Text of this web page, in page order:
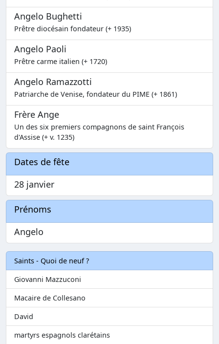
Angelo Bughetti
Prêtre diocésain fondateur (+ 1935)
Angelo Paoli
Prêtre carme italien (+ 1720)
Angelo Ramazzotti
Patriarche de Venise, fondateur du PIME (+ 1861)
Frère Ange
Un des six premiers compagnons de saint François
d'Assise (+ v. 1235)
Dates de fête
28 janvier
Prénoms
Angelo
Saints - Quoi de neuf ?
Giovanni Mazzuconi
Macaire de Collesano
David
martyrs espagnols clarétains